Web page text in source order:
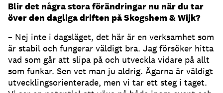
Blir det några stora förändringar nu när du tar
över den dagliga driften på Skogshem & Wijk?
– Nej inte i dagsläget, det här är en verksamhet som
är stabil och fungerar väldigt bra. Jag försöker hitta
vad som går att slipa på och utveckla vidare på allt
som funkar. Sen vet man ju aldrig. Ägarna är väldigt
utvecklingsorienterade, men vi tar ett steg i taget.